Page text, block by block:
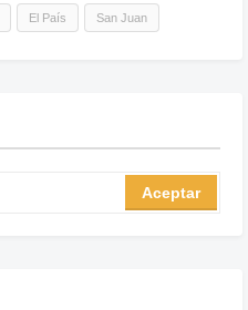
El País San Juan